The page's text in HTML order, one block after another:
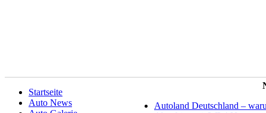
Startseite
Auto News
Autoland Deutschland –